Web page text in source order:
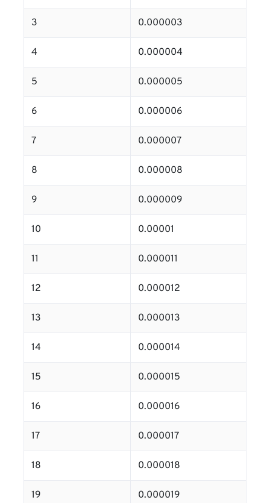
3 0.000003
4 0.000004
5 0.000005
6 0.000006
7 0.000007
8 0.000008
9 0.000009
10 0.00001
11 0.000011
12 0.000012
13 0.000013
14 0.000014
15 0.000015
16 0.000016
17 0.000017
18 0.000018
19 0.000019